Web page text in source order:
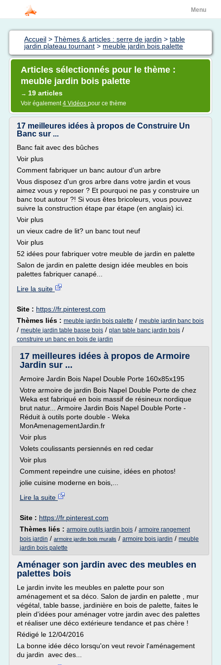
Menu
Accueil > Thèmes & articles : serre de jardin > table
jardin plateau tournant > meuble jardin bois palette
Articles sélectionnés pour le thème :
meuble jardin bois palette
→ 19 articles
Voir également4 Vidéos pour ce thème
17 meilleures idées à propos de Construire Un
Banc sur ...
Banc fait avec des bûches
Voir plus
Comment fabriquer un banc autour d'un arbre
Vous disposez d'un gros arbre dans votre jardin et vous
aimez vous y reposer ? Et pourquoi ne pas y construire un
banc tout autour ?! Si vous êtes bricoleurs, vous pouvez
suivre la construction étape par étape (en anglais) ici.
Voir plus
un vieux cadre de lit? un banc tout neuf
Voir plus
52 idées pour fabriquer votre meuble de jardin en palette
Salon de jardin en palette design idée meubles en bois
palettes fabriquer canapé...
Lire la suite
Site : https://fr.pinterest.com
Thèmes liés : meuble jardin bois palette / meuble jardin banc bois
/ meuble jardin table basse bois / plan table banc jardin bois /
construire un banc en bois de jardin
17 meilleures idées à propos de Armoire
Jardin sur ...
Armoire Jardin Bois Napel Double Porte 160x85x195
Votre armoire de jardin Bois Napel Double Porte de chez
Weka est fabriqué en bois massif de résineux nordique
brut natur... Armoire Jardin Bois Napel Double Porte -
Réduit à outils porte double - Weka
MonAmenagementJardin.fr
Voir plus
Volets coulissants persiennés en red cedar
Voir plus
Comment repeindre une cuisine, idées en photos!
jolie cuisine moderne en bois,...
Lire la suite
Site : https://fr.pinterest.com
Thèmes liés : armoire outils jardin bois / armoire rangement
bois jardin / armoire jardin bois muralis / armoire bois jardin / meuble
jardin bois palette
Aménager son jardin avec des meubles en
palettes bois
Le jardin invite les meubles en palette pour son
aménagement et sa déco. Salon de jardin en palette , mur
végétal, table basse, jardinière en bois de palette, faites le
plein d'idées pour aménager votre jardin avec des palettes
et réaliser une déco extérieure tendance et pas chère !
Rédigé le 12/04/2016
La bonne idée déco lorsqu'on veut revoir l'aménagement
du jardin avec des...